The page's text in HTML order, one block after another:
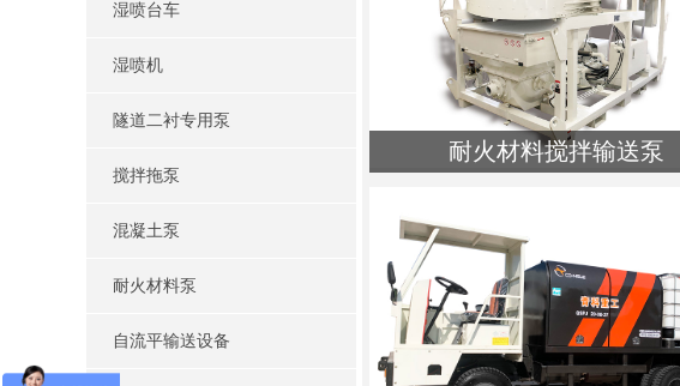
湿喷台车
湿喷机
隧道二衬专用泵
搅拌拖泵
混凝土泵
耐火材料泵
自流平输送设备
耐火材料搅拌输送泵